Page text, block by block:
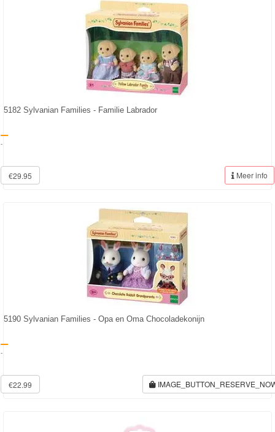
5182 Sylvanian Families - Familie Labrador
-
€29.95 Meer info
5190 Sylvanian Families - Opa en Oma Chocoladekonijn
-
€22.99